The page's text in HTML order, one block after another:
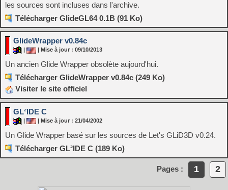
les sources sont incluses dans l'archive.
Télécharger GlideGL64 0.1B (91 Ko)
GlideWrapper v0.84c
| Mise à jour : 09/10/2013
Un ancien Glide Wrapper obsolète aujourd'hui.
Télécharger GlideWrapper v0.84c (249 Ko)
Visiter le site officiel
GL²IDE C
| | Mise à jour : 21/04/2002
Un Glide Wrapper basé sur les sources de Let's GLiD3D v0.24.
Télécharger GL²IDE C (189 Ko)
Pages : 1 2